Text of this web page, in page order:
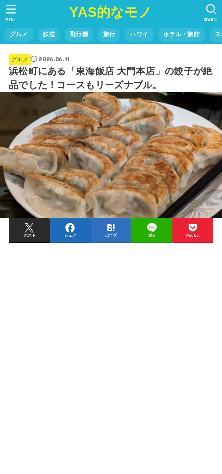
YAS的なモノ
グルメ 鉄道 飛行機 旅行 ハワイ ホテル・旅館
SEARCH
MENU
グルメ 2026.06.11
浜松町にある「東海飯店 大門本店」の餃子が絶
品でした！コースもリーズナブル。
ポスト シェア はてブ 送る Pocket